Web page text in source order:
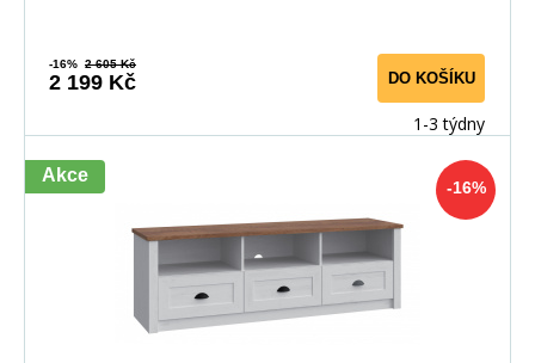
-16% 2 605 Kč
2 199 Kč DO KOŠÍKU
1-3 týdny
-16%
Akce